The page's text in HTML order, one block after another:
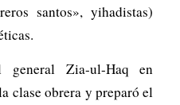
santos», yihadistas)
Zia-ul-Haq en
clase obrera y preparó el